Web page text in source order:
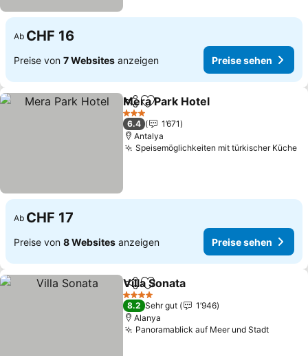
Ab CHF 16
Preise von 7 Websites anzeigen Preise sehen
TeilenZu Favoriten hinzufügen
Mera Park Hotel
3 Sterne
6.4
1’671
Antalya
Speisemöglichkeiten mit türkischer Küche
Ab CHF 17
Preise von 8 Websites anzeigen Preise sehen
TeilenZu Favoriten hinzufügen
Villa Sonata
4 Sterne
8.2 Sehr gut
1’946
Alanya
Panoramablick auf Meer und Stadt